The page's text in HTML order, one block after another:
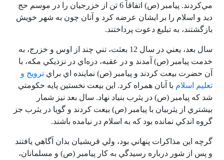
مي‌كردند. پيامبر (ص) اتفاقاً 6 تن از خزرجيان را در موسم حج
ديد و اسلام را بر ايشان عرضه كرد و آنان چون به شهر خويش
بازگشتند، به تبليغ دعوت پرداختند.
سال بعد، يعني در سال 12 بعثت، تني چند از اوس و خزرج، به
خدمت پيامبر (ص) آمدند و در عقبه، دره‌اي در نزديكي مكه، با
آن حضرت بيعت كردند و پيامبر (ص) نماينده اي براي ترويج و
تعليم اسلام با آنان همراه كرد. اين بيعت نخستين پايه حكومتي
شد كه پيامبر (ص) در يثرب بنياد نهاد. سال بعد نيز شمار
بيشتري از يثربيان با پيامبر (ص) بيعت كردند و گويا در يثرب جز
گروه اندكي نمانده بود كه به اسلام در نيامده باشند.
گرچه اين مذاكرات پنهاني بود، ولي قريشيان بدان آگاهي يافتند
و پس از شور درباره رسيدگي به كار پيامبر (ص) و مسلمانان،